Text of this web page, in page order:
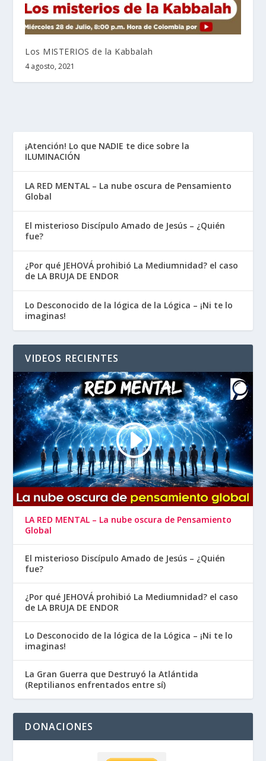
Los MISTERIOS de la Kabbalah
4 agosto, 2021
¡Atención! Lo que NADIE te dice sobre la
ILUMINACIÓN
LA RED MENTAL – La nube oscura de Pensamiento
Global
El misterioso Discípulo Amado de Jesús – ¿Quién
fue?
¿Por qué JEHOVÁ prohibió La Mediumnidad? el caso
de LA BRUJA DE ENDOR
Lo Desconocido de la lógica de la Lógica – ¡Ni te lo
imaginas!
VIDEOS RECIENTES
LA RED MENTAL – La nube oscura de Pensamiento
Global
El misterioso Discípulo Amado de Jesús – ¿Quién
fue?
¿Por qué JEHOVÁ prohibió La Mediumnidad? el caso
de LA BRUJA DE ENDOR
Lo Desconocido de la lógica de la Lógica – ¡Ni te lo
imaginas!
La Gran Guerra que Destruyó la Atlántida
(Reptilianos enfrentados entre sí)
DONACIONES